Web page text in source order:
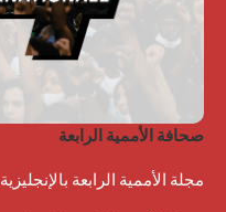
صحافة الأممية الرابعة
مجلة الأممية الرابعة بالإنجليزية